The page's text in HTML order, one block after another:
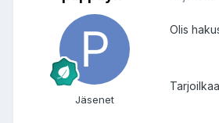
Jäsenet
Olis